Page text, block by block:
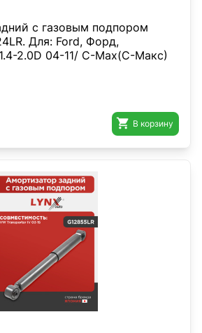
с газовым подпором
Для: Ford, Форд,
2.0D 04-11/ C-Max(С-Макс)
 В корзину